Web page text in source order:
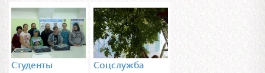
Студенты
Соцслужба